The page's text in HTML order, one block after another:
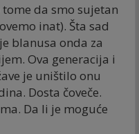
da smo sujetan
inat). Šta sad
blanusa onda za
Ova generacija i
je uništilo onu
Dosta čoveče.
Da li je moguće